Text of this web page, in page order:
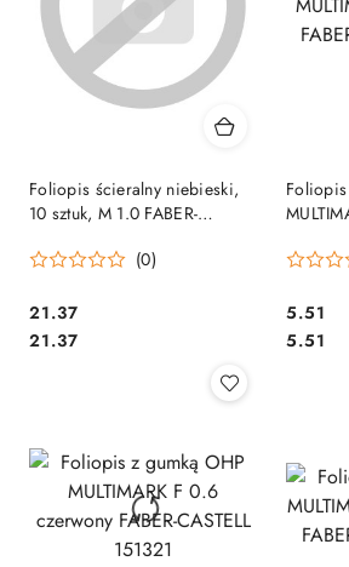
Foliopis ścieralny niebieski,
10 sztuk, M 1.0 FABER-
(0)
Cena:
21.37
Cena:
21.37
Cena:
5.51
Cena:
5.51